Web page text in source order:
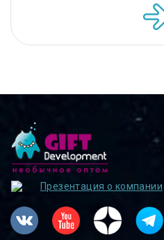
Презентация о компании